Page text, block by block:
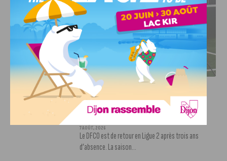
DFCO : RENCONTRE AVEC PIERRE-HENRI DEBALLON,
L’ARTISAN DE LA MONTÉE EN LIGUE 2
INFOS,SPORT
DFCO : Rencontre avec Pierre-Henri
Deballon, l’artisan de la montée en
Ligue 2
7 AOÛT, 2026
Le DFCO est de retour en Ligue 2 après trois ans
d’absence. La saison...